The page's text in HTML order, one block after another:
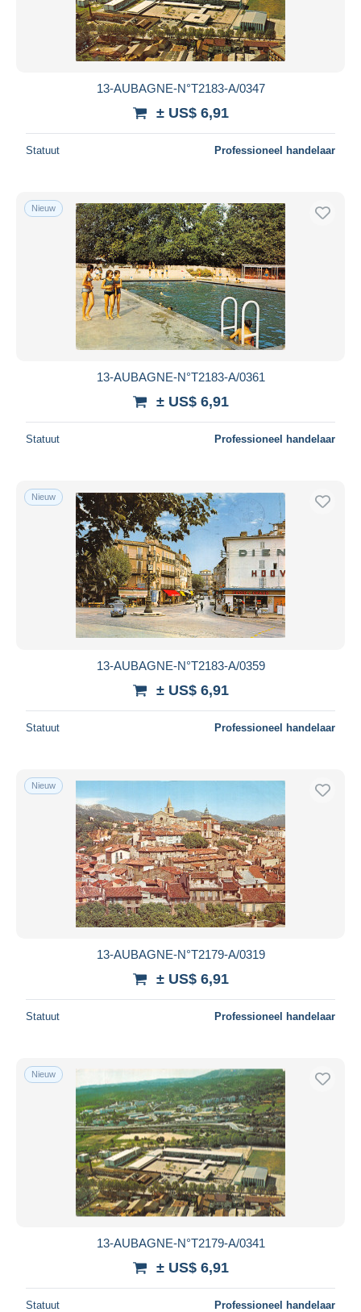
13-AUBAGNE-N°T2183-A/0347
± US$ 6,91
Statuut Professioneel handelaar
Nieuw
13-AUBAGNE-N°T2183-A/0361
± US$ 6,91
Statuut Professioneel handelaar
Nieuw
13-AUBAGNE-N°T2183-A/0359
± US$ 6,91
Statuut Professioneel handelaar
Nieuw
13-AUBAGNE-N°T2179-A/0319
± US$ 6,91
Statuut Professioneel handelaar
Nieuw
13-AUBAGNE-N°T2179-A/0341
± US$ 6,91
Statuut Professioneel handelaar